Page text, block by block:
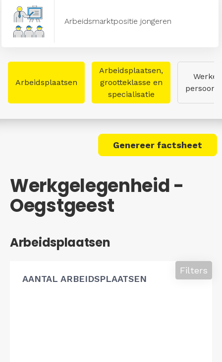
Arbeidsmarktpositie jongeren
Arbeidsplaatsen
Arbeidsplaatsen,
grootteklasse en
specialisatie
Genereer factsheet
Werkgelegenheid -
Oegstgeest
Arbeidsplaatsen
AANTAL ARBEIDSPLAATSEN
Filters